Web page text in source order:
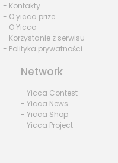
- Kontakty
- O yicca prize
- O Yicca
- Korzystanie z serwisu
- Polityka prywatności
Network
- Yicca Contest
- Yicca News
- Yicca Shop
- Yicca Project